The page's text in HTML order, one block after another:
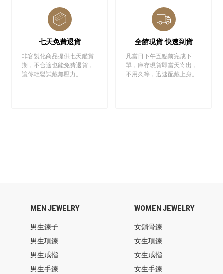
七天免費退貨
非客製化商品提供七天鑑賞
期，不合適也能免費退貨，
讓你輕鬆試戴無壓力。
全館現貨 快速到貨
凡當日下午五點前完成下
單，庫存現貨即當天寄出，
不用久等，迅速配戴上身。
MEN JEWELRY
男生鍊子
男生項鍊
男生戒指
男生手鍊
WOMEN JEWELRY
女鎖骨鍊
女生項鍊
女生戒指
女生手鍊